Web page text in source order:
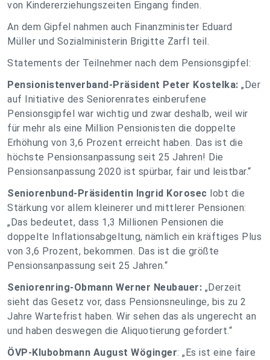
von Kindererziehungszeiten Eingang finden.
An dem Gipfel nahmen auch Finanzminister Eduard
Müller und Sozialministerin Brigitte Zarfl teil.
Statements der Teilnehmer nach dem Pensionsgipfel:
Pensionistenverband-Präsident Peter Kostelka: „Der
auf Initiative des Seniorenrates einberufene
Pensionsgipfel war wichtig und zwar deshalb, weil wir
für mehr als eine Million Pensionisten die doppelte
Erhöhung von 3,6 Prozent erreicht haben. Das ist die
höchste Pensionsanpassung seit 25 Jahren! Die
Pensionsanpassung 2020 ist spürbar, fair und leistbar.“
Seniorenbund-Präsidentin Ingrid Korosec lobt die
Stärkung vor allem kleinerer und mittlerer Pensionen:
„Das bedeutet, dass 1,3 Millionen Pensionen die
doppelte Inflationsabgeltung, nämlich ein kräftiges Plus
von 3,6 Prozent, bekommen. Das ist die größte
Pensionsanpassung seit 25 Jahren.“
Seniorenring-Obmann Werner Neubauer: „Derzeit
sieht das Gesetz vor, dass Pensionsneulinge, bis zu 2
Jahre Wartefrist haben. Wir sehen das als ungerecht an
und haben deswegen die Aliquotierung gefordert.“
ÖVP-Klubobmann August Wöginger: „Es ist eine faire